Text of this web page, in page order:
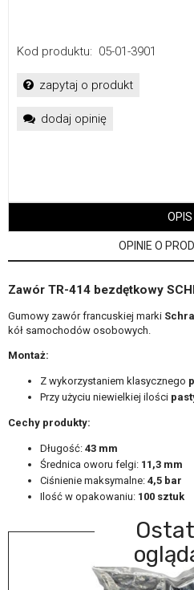
Kod produktu: 05-01-3901
zapytaj o produkt
dodaj opinię
OPIS
OPINIE O
Zawór TR-414 bezdętkowy
Gumowy zawór francuskiej marki
kół samochodów osobowych.
Montaż:
Z wykorzystaniem klasycznego
Przy użyciu niewielkiej ilości
Cechy produkty:
Długość: 43 mm
Średnica oworu felgi: 11,3 mm
Ciśnienie maksymalne: 4,5 bar
Ilość w opakowaniu: 100 sztuk